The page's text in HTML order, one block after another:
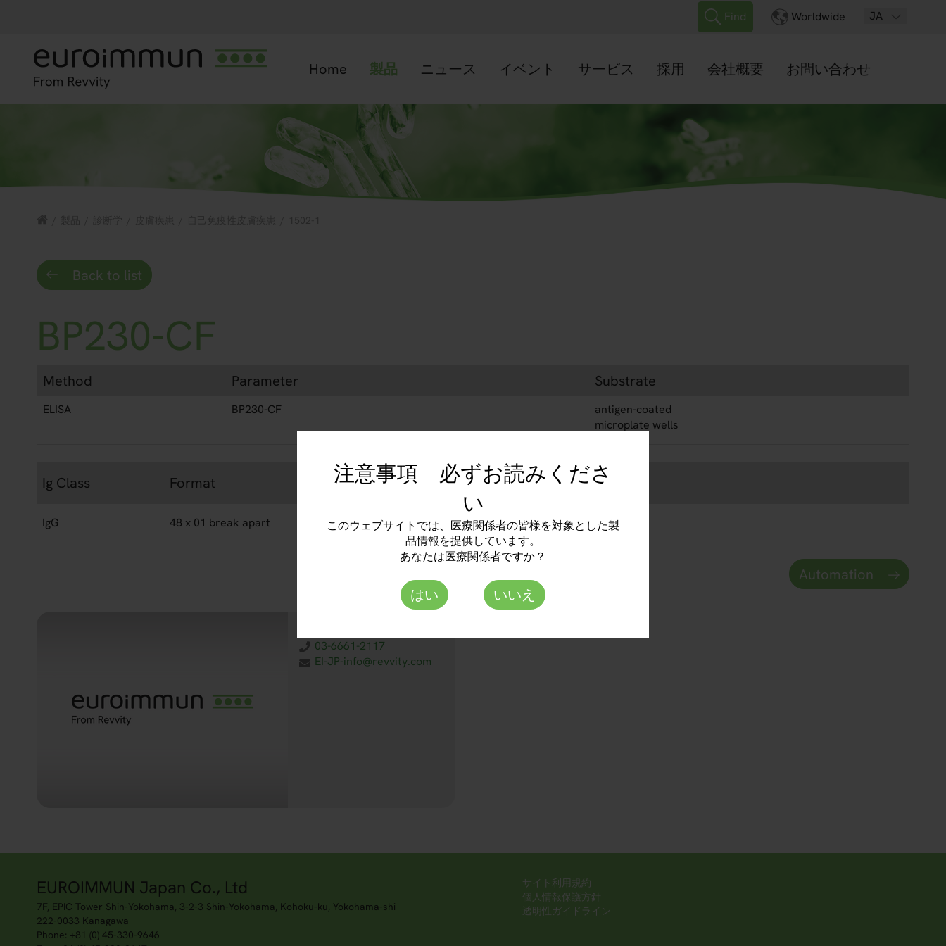
注意事項 必ずお読みくださ
い
このウェブサイトでは、医療関係者の皆様を対象とした製
品情報を提供しています。
あなたは医療関係者ですか？
はい いいえ
Find Worldwide JA
Home 製品 ニュース イベント サービス 採用 会社概要 お問い合わせ
Back to list
BP230-CF
Method
ELISA
Parameter
BP230-CF
Substrate
antigen-coated
microplate wells
Ig Class Format Order No.
IgG 48 x 01 break apart EA 1502-4801-1 G
Automation
03-6661-2117
EI-JP-info@revvity.com
EUROIMMUN Japan Co., Ltd
7F, EPIC Tower Shin-Yokohama, 3-2-3 Shin-Yokohama, Kohoku-ku, Yokohama-shi
222-0033 Kanagawa
Phone: +81 (0) 45-330-9646
サイト利用規約
個人情報保護方針
透明性ガイドライン